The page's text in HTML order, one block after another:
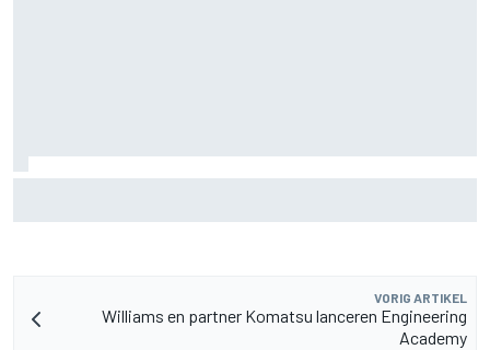
VORIG ARTIKEL
Williams en partner Komatsu lanceren Engineering
Academy